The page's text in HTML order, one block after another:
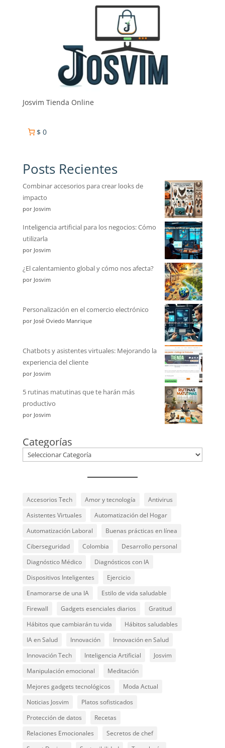
Josvim Tienda Online
$ 0
Posts Recientes
Combinar accesorios para crear looks de
impacto
por Josvim
Inteligencia artificial para los negocios: Cómo
utilizarla
por Josvim
¿El calentamiento global y cómo nos afecta?
por Josvim
Personalización en el comercio electrónico
por José Oviedo Manrique
Chatbots y asistentes virtuales: Mejorando la
experiencia del cliente
por Josvim
5 rutinas matutinas que te harán más
productivo
por Josvim
Categorías
Accesorios Tech Amor y tecnología
Antivirus
Asistentes Virtuales
Automatización del Hogar
Automatización Laboral
Buenas prácticas en línea
Ciberseguridad
Colombia
Desarrollo personal
Diagnóstico Médico
Diagnósticos con IA
Dispositivos Inteligentes
Ejercicio
Enamorarse de una IA
Estilo de vida saludable
Firewall
Gadgets esenciales diarios
Gratitud
Hábitos que cambiarán tu vida
Hábitos saludables
IA en Salud
Innovación
Innovación en Salud
Innovación Tech
Inteligencia Artificial
Josvim
Manipulación emocional
Meditación
Mejores gadgets tecnológicos
Moda Actual
Noticias Josvim
Platos sofisticados
Protección de datos
Recetas
Relaciones Emocionales
Secretos de chef